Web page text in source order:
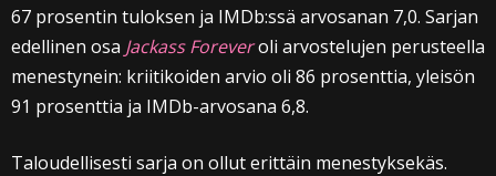
67 prosentin tuloksen ja IMDb:ssä arvosanan 7,0. Sarjan
edellinen osa Jackass Foreveroli arvostelujen perusteella
menestynein: kriitikoiden arvio oli 86 prosenttia, yleisön
91 prosenttia ja IMDb-arvosana 6,8.
Taloudellisesti sarja on ollut erittäin menestyksekäs.